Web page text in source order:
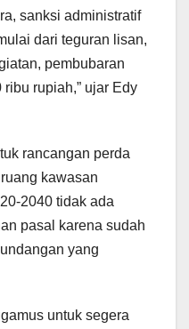
sanksi administratif
dari teguran lisan,
pembubaran
rupiah,” ujar Edy
rancangan perda
kawasan
2040 tidak ada
pasal karena sudah
yang
untuk segera